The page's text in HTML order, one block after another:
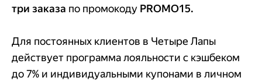
три заказа по промокоду PROMO15.
Для постоянных клиентов в Четыре Лапы
действует программа лояльности с кэшбеком
до 7% и индивидуальными купонами в личном